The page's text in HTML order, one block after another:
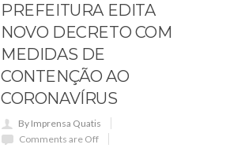
PREFEITURA EDITA
NOVO DECRETO COM
MEDIDAS DE
CONTENÇÃO AO
CORONAVÍRUS
By Imprensa Quatis
Comments are Off